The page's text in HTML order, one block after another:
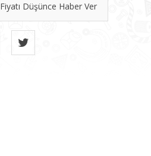
Fiyatı Düşünce Haber Ver